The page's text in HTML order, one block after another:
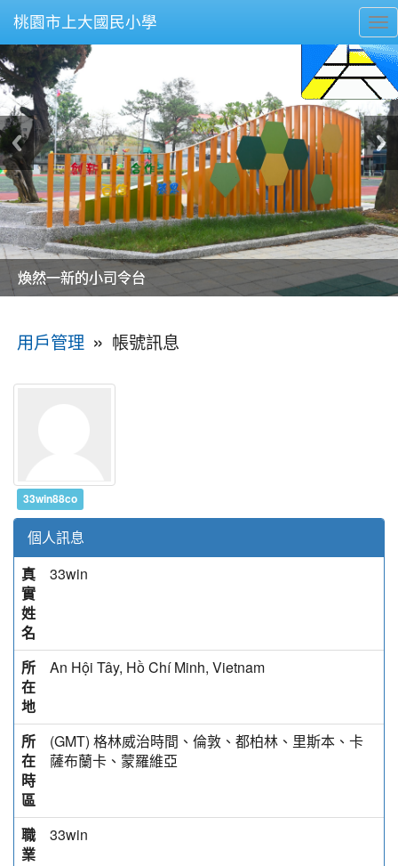
桃園市上大國民小學
美麗的操場是我們活力的來源
美麗的操場是我們活力的來源
煥然一新的小司令台
煥然一新的小司令台
富含桃園埤塘田園風光意象的中廊
富含桃園埤塘田園風光意象的中廊
嶄新的中庭廣場
嶄新的中庭廣場
水生池生生不息
水生池生生不息
用戶管理 » 帳號訊息
33win88co
個人訊息
真
實
姓
名
33win
所
在
地
An Hội Tây, Hồ Chí Minh, Vietnam
所
在
時
區
(GMT) 格林威治時間、倫敦、都柏林、里斯本、卡
薩布蘭卡、蒙羅維亞
職
業
33win